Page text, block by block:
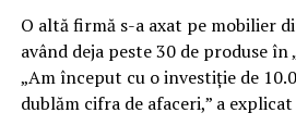
O altă firmă s-a axat pe mobilier
având deja peste 30 de produse în
„Am început cu o investiție de
dublăm cifra de afaceri,” a